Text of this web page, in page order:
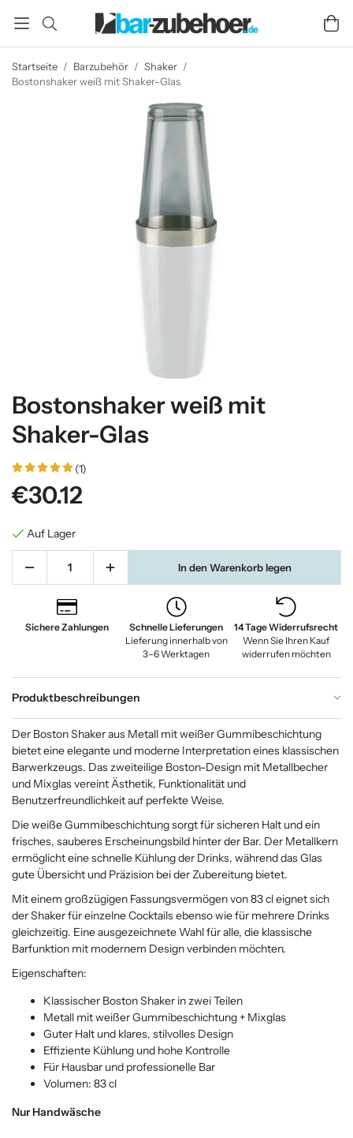
Startseite / Barzubehör / Shaker /
Bostonshaker weiß mit Shaker-Glas
Bostonshaker weiß mit
Shaker-Glas
(1)
€30.12
Auf Lager
In den Warenkorb legen
Sichere Zahlungen
Schnelle Lieferungen
Lieferung innerhalb von
3–6 Werktagen
14 Tage Widerrufsrecht
Wenn Sie Ihren Kauf
widerrufen möchten
Produktbeschreibungen
Der Boston Shaker aus Metall mit weißer Gummibeschichtung
bietet eine elegante und moderne Interpretation eines klassischen
Barwerkzeugs. Das zweiteilige Boston-Design mit Metallbecher
und Mixglas vereint Ästhetik, Funktionalität und
Benutzerfreundlichkeit auf perfekte Weise.
Die weiße Gummibeschichtung sorgt für sicheren Halt und ein
frisches, sauberes Erscheinungsbild hinter der Bar. Der Metallkern
ermöglicht eine schnelle Kühlung der Drinks, während das Glas
gute Übersicht und Präzision bei der Zubereitung bietet.
Mit einem großzügigen Fassungsvermögen von 83 cl eignet sich
der Shaker für einzelne Cocktails ebenso wie für mehrere Drinks
gleichzeitig. Eine ausgezeichnete Wahl für alle, die klassische
Barfunktion mit modernem Design verbinden möchten.
Eigenschaften:
Klassischer Boston Shaker in zwei Teilen
Metall mit weißer Gummibeschichtung + Mixglas
Guter Halt und klares, stilvolles Design
Effiziente Kühlung und hohe Kontrolle
Für Hausbar und professionelle Bar
Volumen: 83 cl
Nur Handwäsche